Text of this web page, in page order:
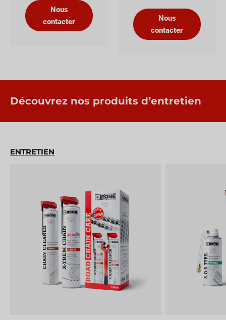
Nous
contacter
Nous
contacter
Découvrez nos produits d’entretien
ENTRETIEN